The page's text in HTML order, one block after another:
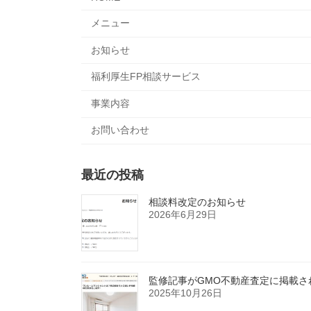
メニュー
お知らせ
福利厚生FP相談サービス
事業内容
お問い合わせ
最近の投稿
相談料改定のお知らせ
2026年6月29日
監修記事がGMO不動産査定に掲載さ
2025年10月26日